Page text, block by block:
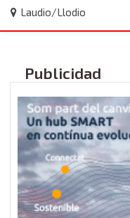
Laudio/Llodio
Publicidad